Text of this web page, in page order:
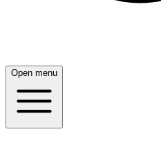
Open menu